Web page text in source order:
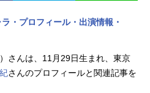
声優記事一覧
・プロフィール・出演情報・
）さんは、11月29日生まれ、東京
さんのプロフィールと関連記事を